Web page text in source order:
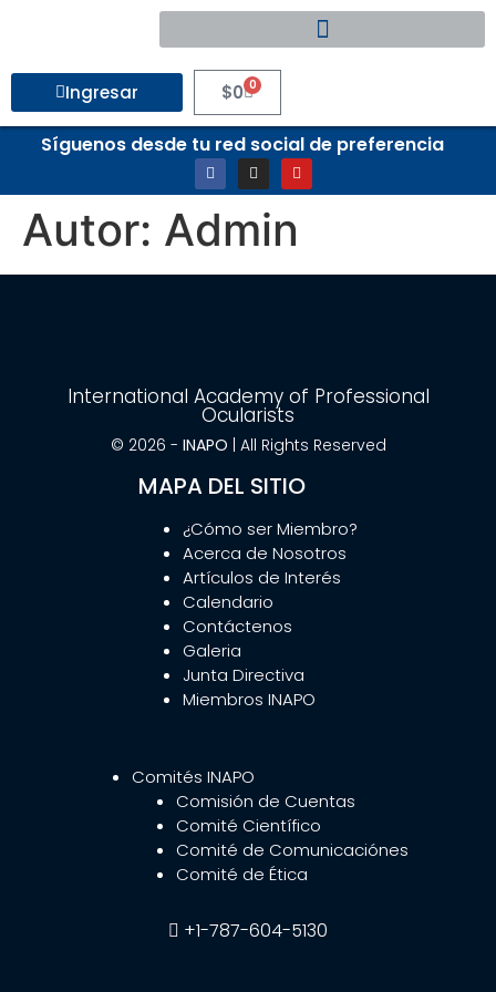
Ingresar $0 0
Síguenos desde tu red social de preferencia
Autor: Admin
International Academy of Professional
Ocularists
© 2026 - INAPO | All Rights Reserved
MAPA DEL SITIO
¿Cómo ser Miembro?
Acerca de Nosotros
Artículos de Interés
Calendario
Contáctenos
Galeria
Junta Directiva
Miembros INAPO
Comités INAPO
Comisión de Cuentas
Comité Científico
Comité de Comunicaciónes
Comité de Ética
+1-787-604-5130